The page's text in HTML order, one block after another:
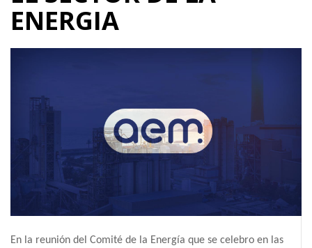
ENERGIA
En la reunión del Comité de la Energía que se celebro en las